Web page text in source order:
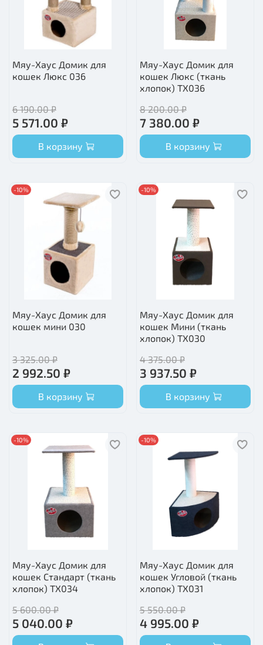
Мяу-Хаус Домик для
кошек Люкс 036
6 190.00 ₽
5 571.00 ₽
В корзину
Мяу-Хаус Домик для
кошек Люкс (ткань
хлопок) ТХ036
8 200.00 ₽
7 380.00 ₽
В корзину
-10%
Мяу-Хаус Домик для
кошек мини 030
3 325.00 ₽
2 992.50 ₽
В корзину
-10%
Мяу-Хаус Домик для
кошек Мини (ткань
хлопок) ТХ030
4 375.00 ₽
3 937.50 ₽
В корзину
-10%
Мяу-Хаус Домик для
кошек Стандарт (ткань
хлопок) ТХ034
5 600.00 ₽
5 040.00 ₽
-10%
Мяу-Хаус Домик для
кошек Угловой (ткань
хлопок) ТХ031
5 550.00 ₽
4 995.00 ₽